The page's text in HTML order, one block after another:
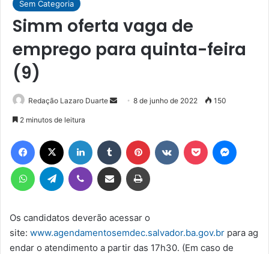
Sem Categoria
Simm oferta vaga de
emprego para quinta-feira
(9)
Redação Lazaro Duarte
Mande
mail
8 de junho de 2022 150
2 minutos de leitura
Facebook Linkedin Tumblr Pinterest Pocket
WhatsAppTelegram Viber Compartilhar via e-mail Imprimir
Os candidatos deverão acessar o
site: www.agendamentosemdec.salvador.ba.gov.br para ag
endar o atendimento a partir das 17h30. (Em caso de